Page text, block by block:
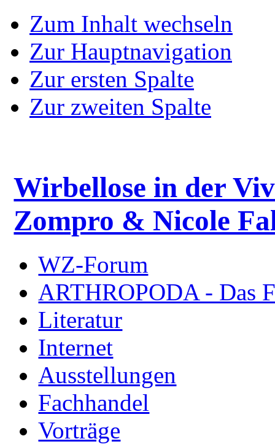
Zum Inhalt wechseln
Zur Hauptnavigation
Zur ersten Spalte
Zur zweiten Spalte
Wirbellose in der
Zompro & Nicole
WZ-Forum
ARTHROPODA - Das
Literatur
Internet
Ausstellungen
Fachhandel
Vorträge